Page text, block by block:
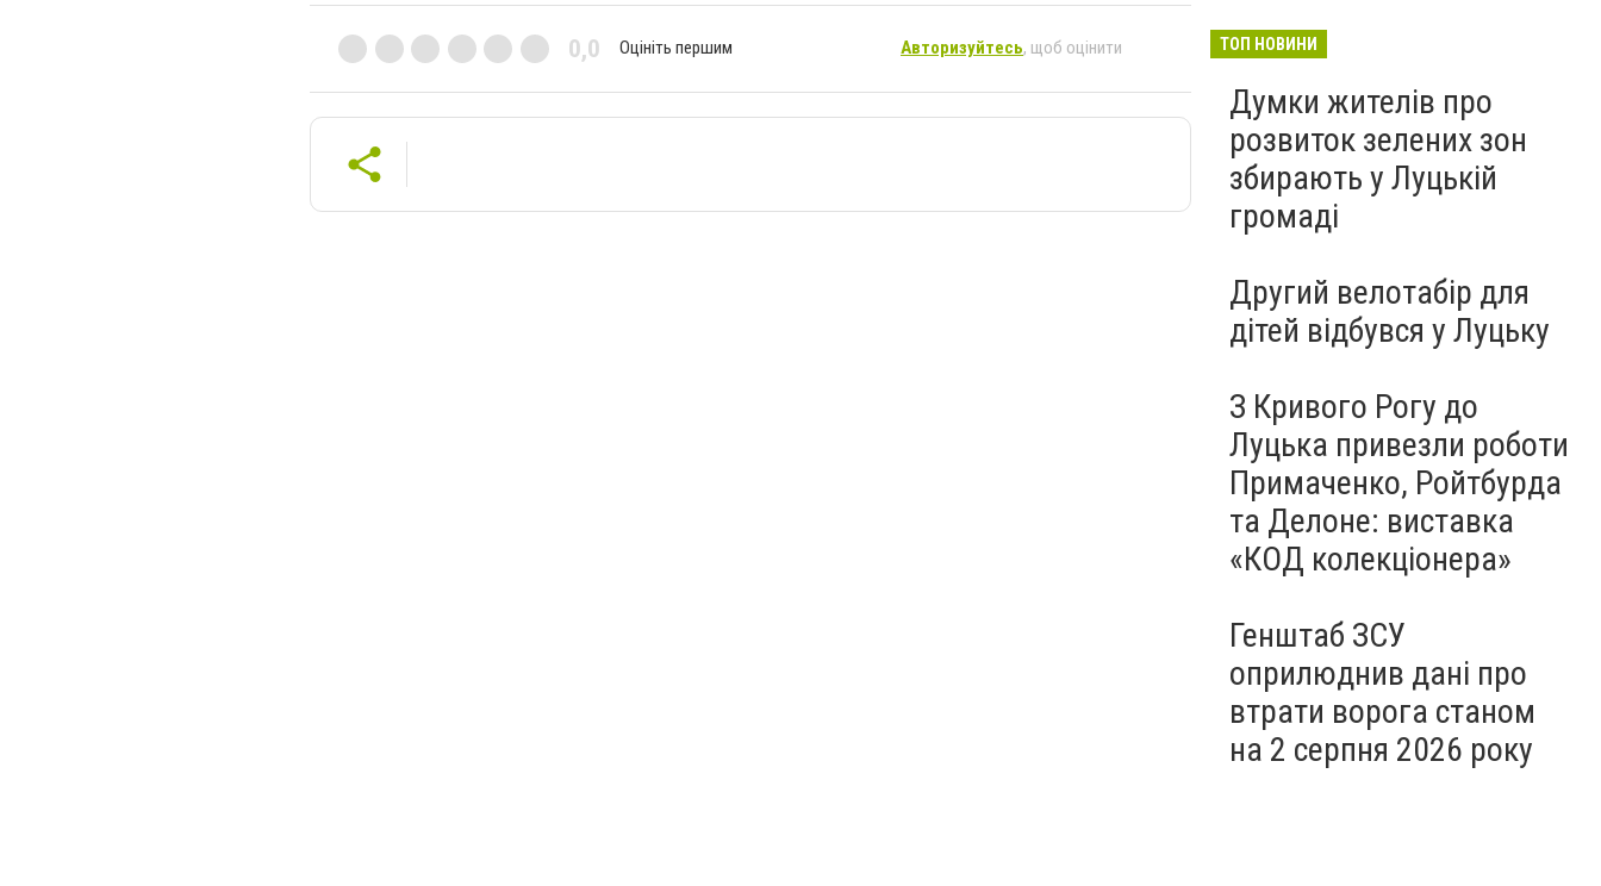
0,0 Оцініть першим Авторизуйтесь, щоб оцінити ТОП НОВИНИ
Думки жителів про
розвиток зелених зон
збирають у Луцькій
громаді
Другий велотабір для
дітей відбувся у Луцьку
З Кривого Рогу до
Луцька привезли роботи
Примаченко, Ройтбурда
та Делоне: виставка
«КОД колекціонера»
Генштаб ЗСУ
оприлюднив дані про
втрати ворога станом
на 2 серпня 2026 року